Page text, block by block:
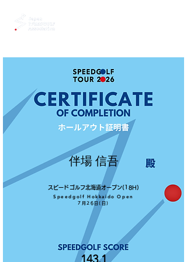
伴場 信吾
スピードゴルフ北海道オープン(18H)
Speedgolf Hokkaido Open
7月26日(日)
143.1